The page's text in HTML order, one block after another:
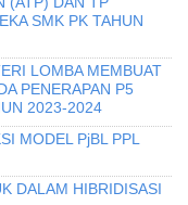
SMK PK TAHUN
LOMBA MEMBUAT
PENERAPAN P5
2023-2024
MODEL PjBL PPL
DALAM HIBRIDISASI